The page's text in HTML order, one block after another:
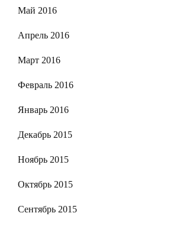
Май 2016
Апрель 2016
Март 2016
Февраль 2016
Январь 2016
Декабрь 2015
Ноябрь 2015
Октябрь 2015
Сентябрь 2015